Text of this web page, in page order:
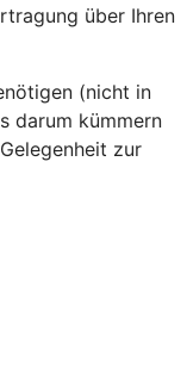
über Ihren
(nicht in
darum kümmern
zur